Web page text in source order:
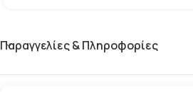
Παραγγελίες & Πληροφορίες